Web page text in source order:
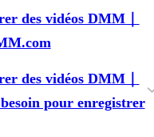
des vidéos DMM｜
des vidéos DMM｜
pour enregistrer